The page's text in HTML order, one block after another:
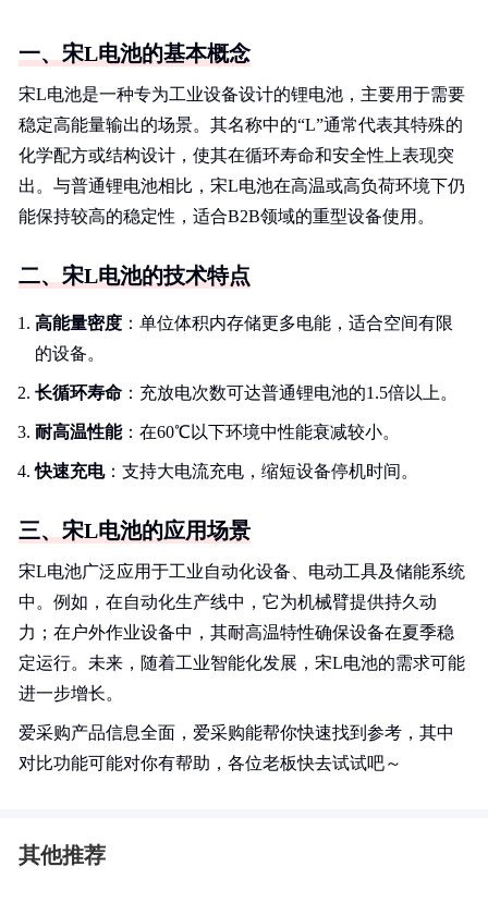
一、宋L电池的基本概念
宋L电池是一种专为工业设备设计的锂电池，主要用于需要
稳定高能量输出的场景。其名称中的“L”通常代表其特殊的
化学配方或结构设计，使其在循环寿命和安全性上表现突
出。与普通锂电池相比，宋L电池在高温或高负荷环境下仍
能保持较高的稳定性，适合B2B领域的重型设备使用。
二、宋L电池的技术特点
高能量密度 ：单位体积内存储更多电能，适合空间有限
的设备。
长循环寿命 ：充放电次数可达普通锂电池的1.5倍以上。
耐高温性能：在60℃以下环境中性能衰减较小。
快速充电：支持大电流充电，缩短设备停机时间。
三、宋L电池的应用场景
宋L电池广泛应用于工业自动化设备、电动工具及储能系统
中。例如，在自动化生产线中，它为机械臂提供持久动
力；在户外作业设备中，其耐高温特性确保设备在夏季稳
定运行。未来，随着工业智能化发展，宋L电池的需求可能
进一步增长。
爱采购产品信息全面，爱采购能帮你快速找到参考，其中
对比功能可能对你有帮助，各位老板快去试试吧～
其他推荐